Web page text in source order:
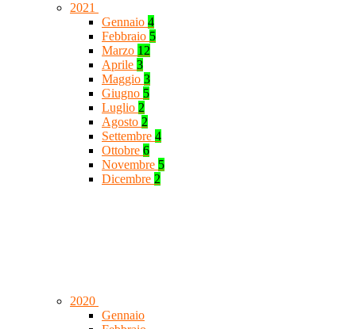
2021
Gennaio 4
Febbraio 5
Marzo 12
Aprile 3
Maggio 3
Giugno 5
Luglio 2
Agosto 2
Settembre 4
Ottobre 6
Novembre 5
Dicembre 2
2020
Gennaio